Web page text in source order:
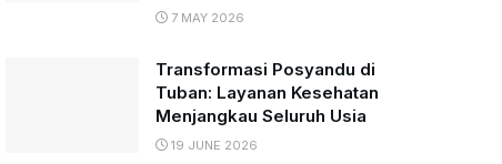
7 MAY 2026
Transformasi Posyandu di
Tuban: Layanan Kesehatan
Menjangkau Seluruh Usia
19 JUNE 2026